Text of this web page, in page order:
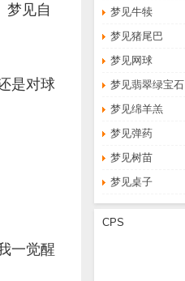
梦见牛犊
梦见猪尾巴
梦见网球
梦见翡翠绿宝石
梦见绵羊羔
梦见弹药
梦见树苗
梦见桌子
CPS
梦见自
是对球
一觉醒